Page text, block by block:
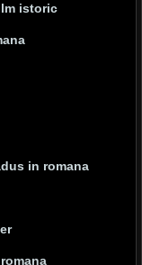
istoric
in romana